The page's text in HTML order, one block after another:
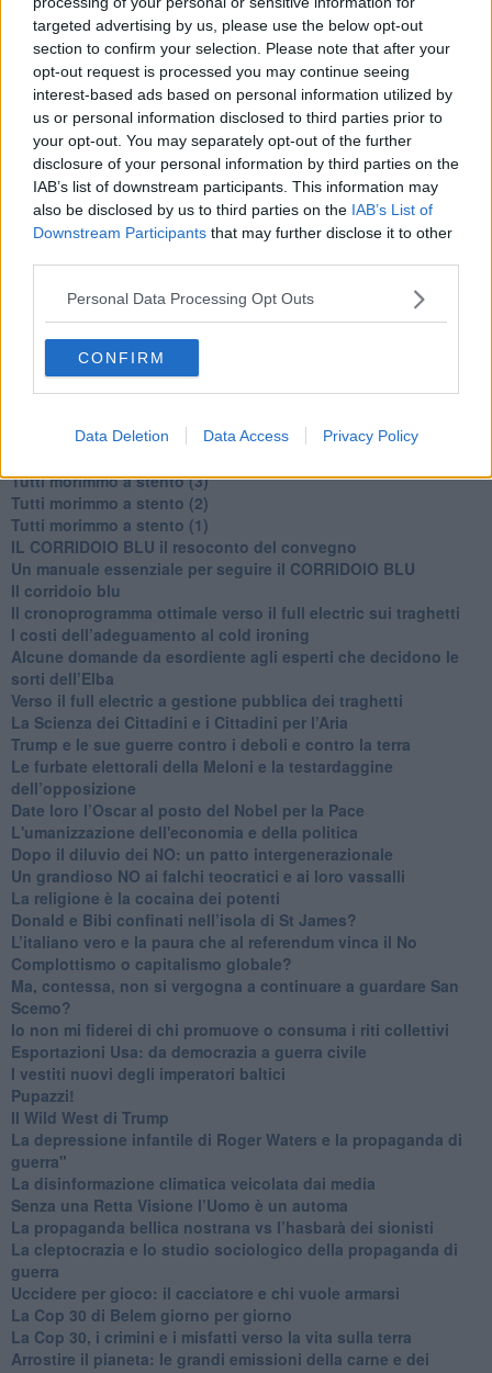
targeted advertising by us, please use the below opt-out
section to confirm your selection. Please note that after your
opt-out request is processed you may continue seeing
interest-based ads based on personal information utilized by
us or personal information disclosed to third parties prior to
your opt-out. You may separately opt-out of the further
disclosure of your personal information by third parties on the
IAB’s list of downstream participants. This information may
also be disclosed by us to third parties on the IAB’s List of
Downstream Participants that may further disclose it to other
Personal Data Processing Opt Outs
CONFIRM
Data Deletion Data Access Privacy Policy
E questa potrebbe essere, sotto certi aspetti, tra le poche notizie
confortanti!
Adolfo Santoro
Se vuoi leggere le notizie principali della Toscana iscriviti alla
Newsletter QUInews - ToscanaMedia.Arriva gratis tutti i giorni
Ti potrebbe interessare anche:
Articoli dal Blog “Disincantato” di Adolfo Santoro
​Linee guida per organizzare il civismo della complessità
Tutti morimmo a stento (3)
Tutti morimmo a stento (2)
​Tutti morimmo a stento (1)
IL CORRIDOIO BLU il resoconto del convegno
Un manuale essenziale per seguire il CORRIDOIO BLU
Il corridoio blu
​Il cronoprogramma ottimale verso il full electric sui traghetti
​I costi dell’adeguamento al cold ironing
Alcune domande da esordiente agli esperti che decidono le
sorti dell’Elba
Verso il full electric a gestione pubblica dei traghetti​
​La Scienza dei Cittadini e i Cittadini per l’Aria
Trump e le sue guerre contro i deboli e contro la terra
​Le furbate elettorali della Meloni e la testardaggine
dell’opposizione
​Date loro l’Oscar al posto del Nobel per la Pace
L'umanizzazione dell'economia e della politica
​Dopo il diluvio dei NO: un patto intergenerazionale
​Un grandioso NO ai falchi teocratici e ai loro vassalli
La religione è la cocaina dei potenti
Donald e Bibi confinati nell’isola di St James?
L’italiano vero e la paura che al referendum vinca il No
​Complottismo o capitalismo globale?
​Ma, contessa, non si vergogna a continuare a guardare San
Scemo?
​Io non mi fiderei di chi promuove o consuma i riti collettivi
Esportazioni Usa: da democrazia a guerra civile
​I vestiti nuovi degli imperatori baltici
​Pupazzi!
​Il Wild West di Trump
​La depressione infantile di Roger Waters e la propaganda di
guerra"
​La disinformazione climatica veicolata dai media
Senza una Retta Visione l’Uomo è un automa
​La propaganda bellica nostrana vs l’hasbarà dei sionisti
​La cleptocrazia e lo studio sociologico della propaganda di
guerra
​Uccidere per gioco: il cacciatore e chi vuole armarsi
​La Cop 30 di Belem giorno per giorno
La Cop 30, i crimini e i misfatti verso la vita sulla terra
Arrostire il pianeta: le grandi emissioni della carne e dei